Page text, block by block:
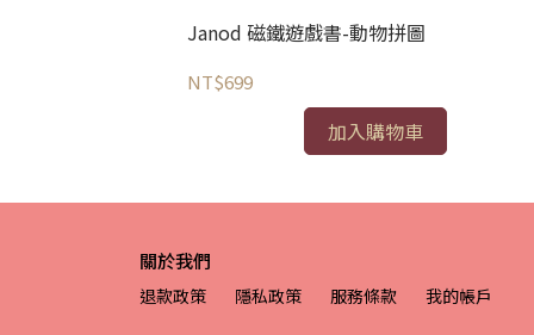
Janod 磁鐵遊戲書-動物拼圖
NT$699
加入購物車
關於我們
退款政策 隱私政策 服務條款 我的帳戶